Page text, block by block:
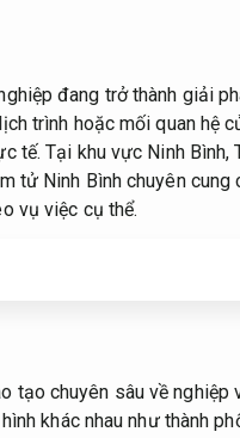
đang trở thành giải
lịch trình hoặc mối quan hệ
tế. Tại khu vực Ninh Bình,
tử Ninh Bình chuyên
vụ việc cụ thể.
tạo chuyên sâu về nghiệp
khác nhau như thành